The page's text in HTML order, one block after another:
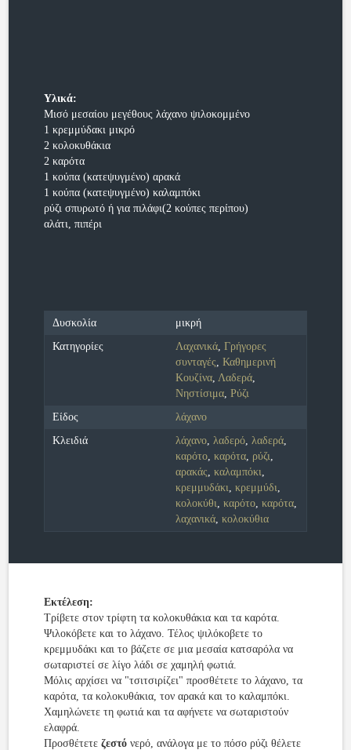
Υλικά:
Μισό μεσαίου μεγέθους λάχανο ψιλοκομμένο
1 κρεμμύδακι μικρό
2 κολοκυθάκια
2 καρότα
1 κούπα (κατεψυγμένο) αρακά
1 κούπα (κατεψυγμένο) καλαμπόκι
ρύζι σπυρωτό ή για πιλάφι(2 κούπες περίπου)
αλάτι, πιπέρι
Δυσκολία
μικρή
Κατηγορίες
Λαχανικά, Γρήγορες
συνταγές, Καθημερινή
Κουζίνα, Λαδερά,
Νηστίσιμα, Ρύζι
Είδος
λάχανο
Κλειδιά
λάχανο, λαδερό, λαδερά,
καρότο, καρότα, ρύζι,
αρακάς, καλαμπόκι,
κρεμμυδάκι, κρεμμύδι,
κολοκύθι, καρότο, καρότα,
λαχανικά, κολοκύθια
Εκτέλεση:
Τρίβετε στον τρίφτη τα κολοκυθάκια και τα καρότα.
Ψιλοκόβετε και το λάχανο. Τέλος ψιλόκοβετε το
κρεμμυδάκι και το βάζετε σε μια μεσαία κατσαρόλα να
σωταριστεί σε λίγο λάδι σε χαμηλή φωτιά.
Μόλις αρχίσει να "τσιτσιρίζει" προσθέτετε το λάχανο, τα
καρότα, τα κολοκυθάκια, τον αρακά και το καλαμπόκι.
Χαμηλώνετε τη φωτιά και τα αφήνετε να σωταριστούν
ελαφρά.
Προσθέτετεζεστό νερό, ανάλογα με το πόσο ρύζι θέλετε